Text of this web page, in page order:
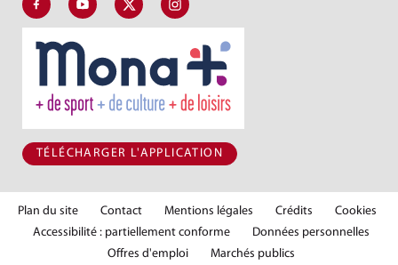
TÉLÉCHARGER L'APPLICATION
Plan du site Contact Mentions légales Crédits
Cookies
Accessibilité : partiellement conforme
Données personnelles
Offres d'emploi
Marchés publics